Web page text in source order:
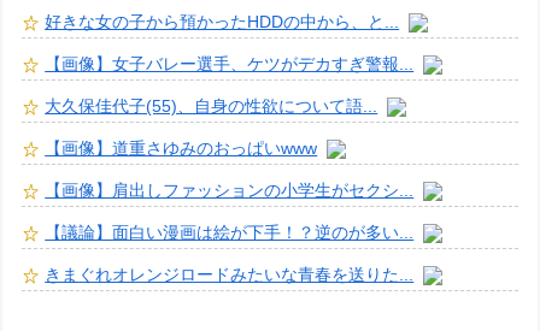
好きな女の子から預かったHDDの中から、と...
【画像】女子バレー選手、ケツがデカすぎ警報...
大久保佳代子(55)、自身の性欲について語...
【画像】道重さゆみのおっぱいwww
【画像】肩出しファッションの小学生がセクシ...
【議論】面白い漫画は絵が下手！？逆のが多い...
きまぐれオレンジロードみたいな青春を送りた...